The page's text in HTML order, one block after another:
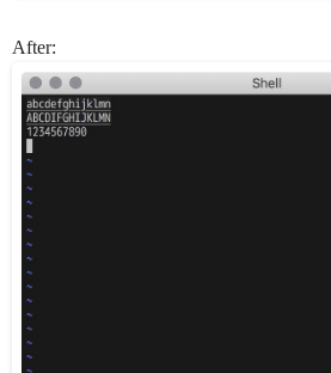
After: